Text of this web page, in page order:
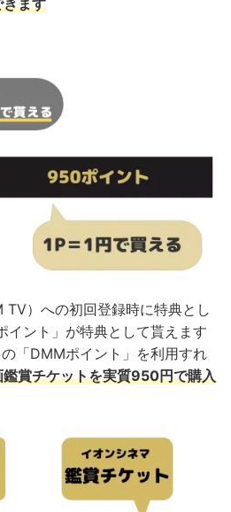
ます
）への初回登録時に特典とし
ント」が特典として貰えます
の「DMMポイント」を利用すれ
賞チケットを実質950円で購入